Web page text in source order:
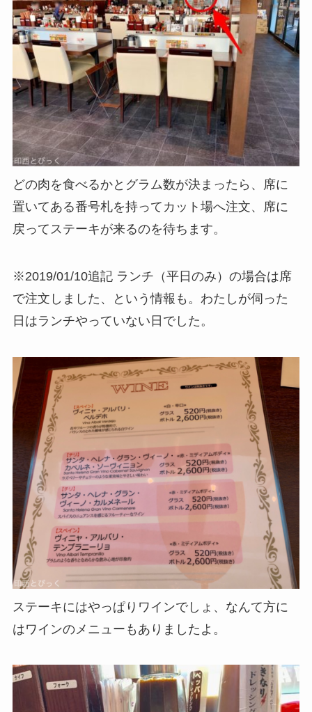
どの肉を食べるかとグラム数が決まったら、席に
置いてある番号札を持ってカット場へ注文、席に
戻ってステーキが来るのを待ちます。
※2019/01/10追記 ランチ（平日のみ）の場合は席
で注文しました、という情報も。わたしが伺った
日はランチやっていない日でした。
ステーキにはやっぱりワインでしょ、なんて方に
はワインのメニューもありましたよ。